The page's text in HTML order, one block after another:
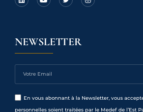
NEWSLETTER
En vous abonnant à la Newsletter, vous
personnelles soient traitées par le Medef de l’Est